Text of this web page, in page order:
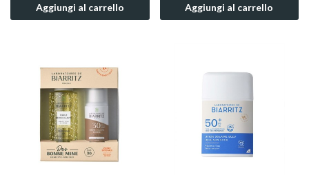
Aggiungi al carrello Aggiungi al carrello